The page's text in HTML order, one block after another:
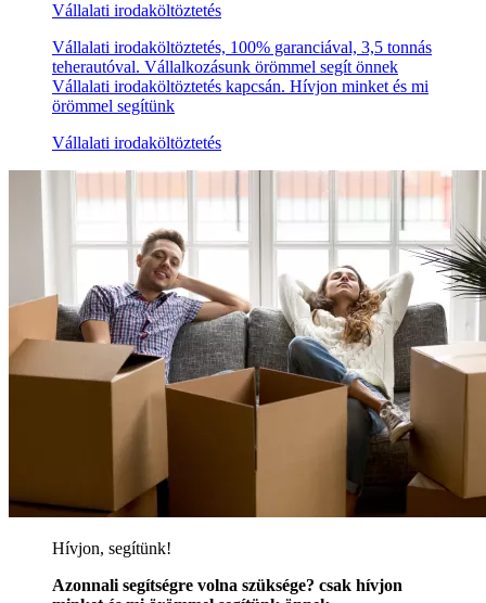
Vállalati irodaköltöztetés
Vállalati irodaköltöztetés, 100% garanciával, 3,5 tonnás
teherautóval. Vállalkozásunk örömmel segít önnek
Vállalati irodaköltöztetés kapcsán. Hívjon minket és mi
örömmel segítünk
Vállalati irodaköltöztetés
Hívjon, segítünk!
Azonnali segítségre volna szüksége? csak hívjon